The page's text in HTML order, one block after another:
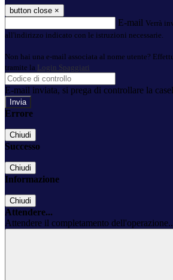
button close ×
E-mail Verrà
all'indirizzo indicato con le istruzioni necessarie.
Non hai una e-mail associata al nome utente?
tramite la Login Spaggiari
E-mail inviata, si prega di controllare la
Errore
Chiudi
Successo
Chiudi
Informazione
Chiudi
Attendere...
Attendere il completamento